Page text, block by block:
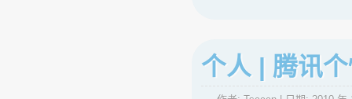
个人 | 腾讯